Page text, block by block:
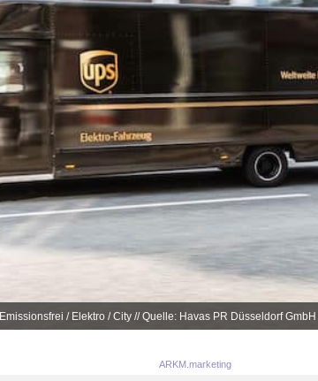
/ Elektro / City // Quelle: Havas PR Düsseldorf GmbH
ARKM.marketing